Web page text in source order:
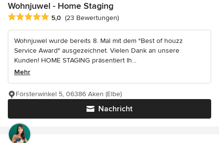
Wohnjuwel - Home Staging
Durchschnittliche Bewertung: 5 von 5 Sternen
5,0 (23 Bewertungen)
Wohnjuwel wurde bereits 8. Mal mit dem "Best of houzz
Service Award" ausgezeichnet. Vielen Dank an unsere
Kunden! HOME STAGING präsentiert Ih...
Mehr
Nachricht
Försterwinkel 5, 06386 Aken (Elbe)